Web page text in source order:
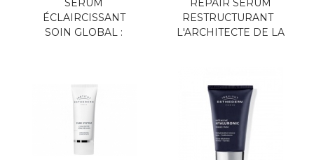
SÉRUM
ÉCLAIRCISSANT
SOIN GLOBAL :
du programme White
...
REPAIR SERUM
RESTRUCTURANT
L'ARCHITECTE DE LA